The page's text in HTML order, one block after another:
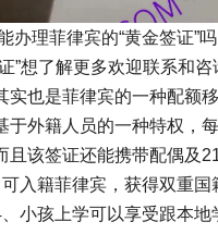
办理菲律宾的“黄金签证”
”想了解更多欢迎联系和
实也是菲律宾的一种配额
于外籍人员的一种特权，
且该签证还能携带配偶及
入籍菲律宾，获得双重
小孩上学可以享受跟本